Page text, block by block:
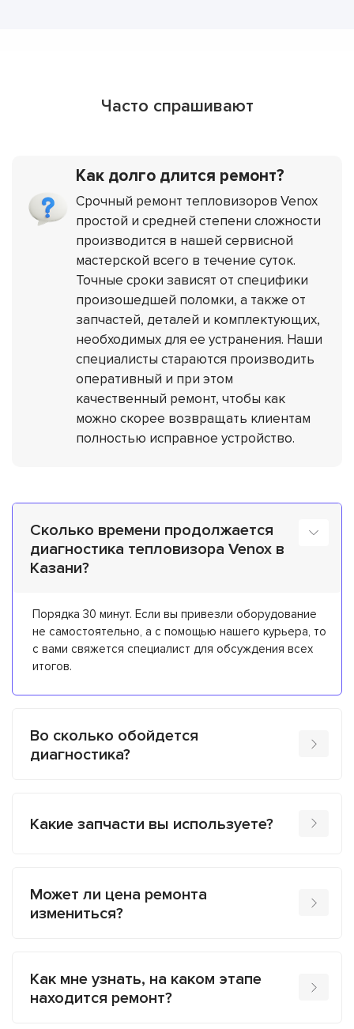
Часто спрашивают
Как долго длится ремонт?
Срочный ремонт тепловизоров Venox
простой и средней степени сложности
производится в нашей сервисной
мастерской всего в течение суток.
Точные сроки зависят от специфики
произошедшей поломки, а также от
запчастей, деталей и комплектующих,
необходимых для ее устранения. Наши
специалисты стараются производить
оперативный и при этом
качественный ремонт, чтобы как
можно скорее возвращать клиентам
полностью исправное устройство.
Сколько времени продолжается
диагностика тепловизора Venox в
Казани?
Порядка 30 минут. Если вы привезли оборудование
не самостоятельно, а с помощью нашего курьера, то
с вами свяжется специалист для обсуждения всех
итогов.
Во сколько обойдется
диагностика?
Какие запчасти вы используете?
Может ли цена ремонта
измениться?
Как мне узнать, на каком этапе
находится ремонт?